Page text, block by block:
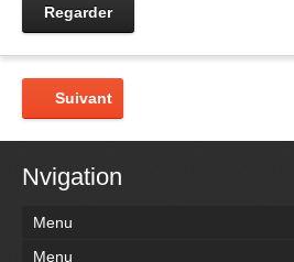
Regarder
Suivant
Nvigation
Menu
Menu